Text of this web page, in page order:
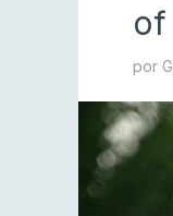
of
por